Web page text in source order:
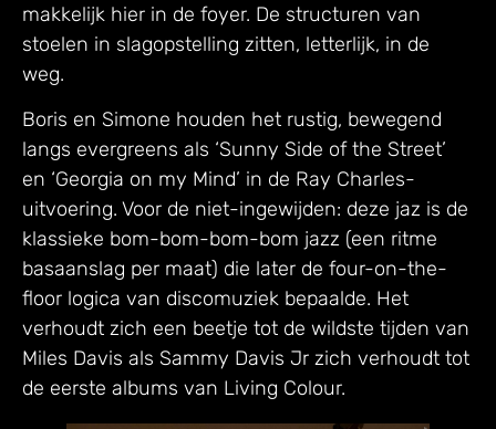
makkelijk hier in de foyer. De structuren van
stoelen in slagopstelling zitten, letterlijk, in de
weg.
Boris en Simone houden het rustig, bewegend
langs evergreens als ‘Sunny Side of the Street’
en ‘Georgia on my Mind’ in de Ray Charles-
uitvoering. Voor de niet-ingewijden: deze jaz is de
klassieke bom-bom-bom-bom jazz (een ritme
basaanslag per maat) die later de four-on-the-
floor logica van discomuziek bepaalde. Het
verhoudt zich een beetje tot de wildste tijden van
Miles Davis als Sammy Davis Jr zich verhoudt tot
de eerste albums van Living Colour.